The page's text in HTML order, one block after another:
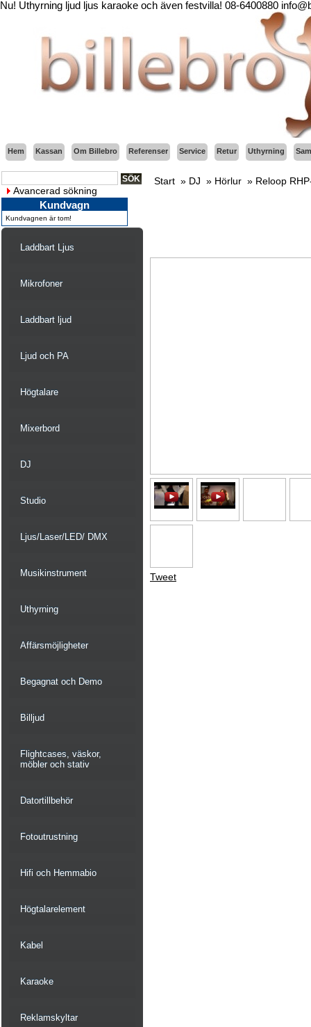
Nu! Uthyrning ljud ljus karaoke och även festvilla! 08-6400880
Hem Kassan Om Billebro Referenser Service Retur Uthyrning
Avancerad sökning
Kundvagn
Kundvagnen är tom!
Laddbart Ljus
Mikrofoner
Laddbart ljud
Ljud och PA
Högtalare
Mixerbord
DJ
Studio
Ljus/Laser/LED/ DMX
Musikinstrument
Uthyrning
Affärsmöjligheter
Begagnat och Demo
Billjud
Flightcases, väskor,
möbler och stativ
Datortillbehör
Fotoutrustning
Hifi och Hemmabio
Högtalarelement
Kabel
Karaoke
Reklamskyltar
Start » DJ » Hörlur » Reloop
Tweet